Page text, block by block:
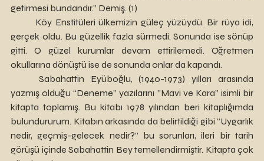
getirmesi bundandır.” Demiş. (1)
gerçek oldu. Bu güzellik fazla sürmedi. Sonunda ise sönüp
gitti. O güzel kurumlar devam ettirilemedi. Öğretmen
okullarına dönüştü ise de sonunda onlar da kapandı.
yazmış olduğu “Deneme” yazılarını ”Mavi ve Kara” isimli bir
kitapta toplamış. Bu kitabı 1978 yılından beri kitaplığımda
bulundururum. Kitabın arkasında da belirtildiği gibi “Uygarlık
nedir, geçmiş-gelecek nedir?” bu sorunları, ileri bir tarih
görüşü içinde Sabahattin Bey temellendirmiştir. Kitapta çok